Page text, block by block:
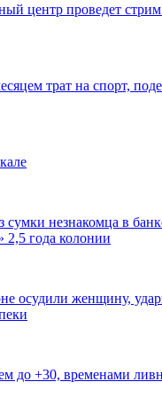
центр проведет
трат на спорт,
сумки незнакомца в
2,5 года колонии
осудили женщину,
до +30, временами